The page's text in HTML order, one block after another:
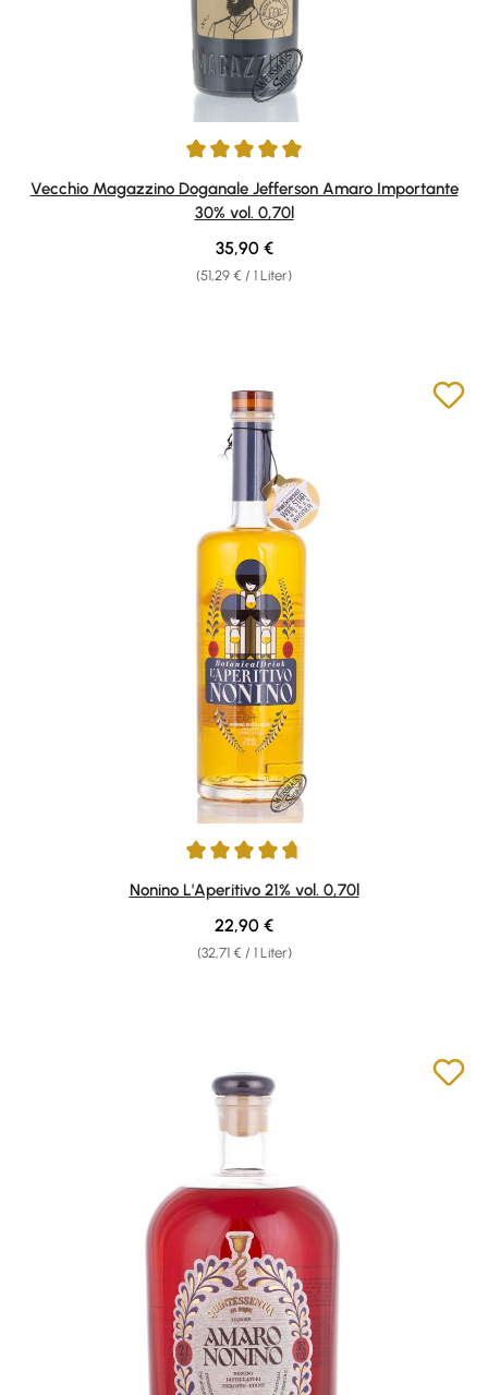
Durchschnittliche Bewertung von 5 von 5 Sternen
Vecchio Magazzino Doganale Jefferson Amaro Importante
30% vol. 0,70l
(51,29 € / 1 Liter)
Regulärer Preis:
35,90 €
Durchschnittliche Bewertung von 4.79 von 5 Sternen
Nonino L'Aperitivo 21% vol. 0,70l
(32,71 € / 1 Liter)
Regulärer Preis:
22,90 €